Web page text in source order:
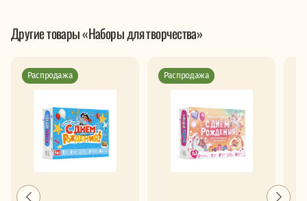
Другие товары «Наборы для творчества»
Распродажа Распродажа